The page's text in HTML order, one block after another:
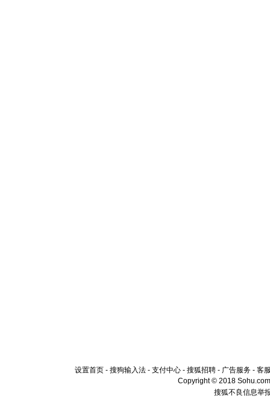
设置首页 - 搜狗输入法 - 支付中心 - 搜狐招聘 - 广告服务 - 客
Copyright © 2018
搜狐不良信息举